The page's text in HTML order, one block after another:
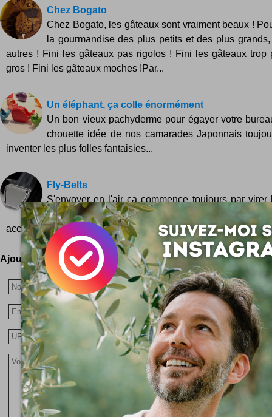
Chez Bogato
Chez Bogato, les gâteaux sont vraiment beaux !
la gourmandise des plus petits et des plus
autres ! Fini les gâteaux pas rigolos ! Fini les gâteaux trop
gros ! Fini les gâteaux moches !Par...
Un éléphant, ça colle énormément
Un bon vieux pachyderme pour égayer votre
chouette idée de nos camarades Japonnais
inventer les plus folles fantaisies...
Fly-Belts
S'envoyer en l'air ça commence toujours par virer
Toujours ? Pas si sûr ! Et si la ceinture d'avion
accessoire fashion ? C'est l'idée du camara...
Ajoutez votre avis !